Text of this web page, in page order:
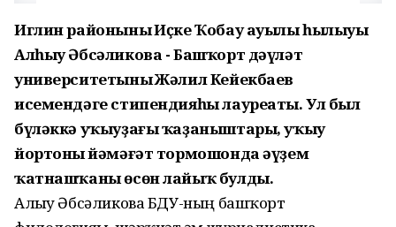
Иглин районының Иҫке Ҡобау ауылы һылыуы
Алһыу Әбсәликова - Башҡорт дәүләт
университетының Жәлил Кейекбаев
исемендәге стипендияһы лауреаты. Ул был
бүләккә уҡыуҙағы ҡаҙаныштары, уҡыу
йортоның йәмәғәт тормошонда әүҙем
ҡатнашҡаны өсөн лайыҡ булды.
Алһыу Әбсәликова БДУ-ның башҡорт